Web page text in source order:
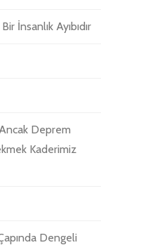
İnsanlık Ayıbıdır
Deprem
Kaderimiz
Dengeli